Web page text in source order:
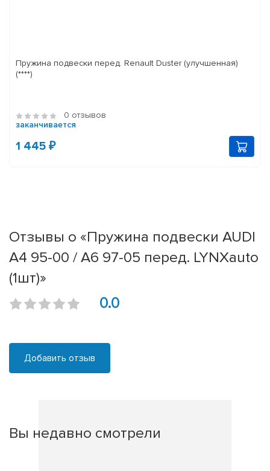
Пружина подвески перед. Renault Duster (улучшенная)
(****)
0 отзывов
заканчивается
1 445 ₽
Отзывы о «Пружина подвески AUDI
A4 95-00 / A6 97-05 перед. LYNXauto
(1шт)»
0.0
Добавить отзыв
Вы недавно смотрели